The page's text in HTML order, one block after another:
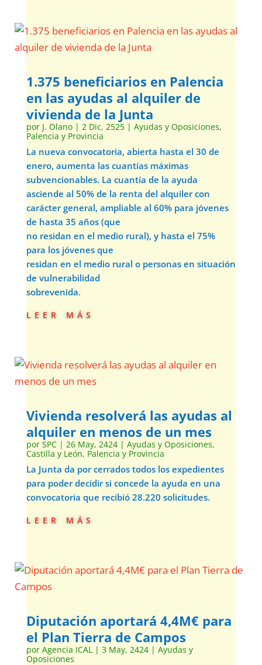
1.375 beneficiarios en Palencia
en las ayudas al alquiler de
vivienda de la Junta
por J. Olano| 2 Dic, 2525| Ayudas y Oposiciones,
Palencia y Provincia
La nueva convocatoria, abierta hasta el 30 de
enero, aumenta las cuantías máximas
subvencionables. La cuantía de la ayuda
asciende al 50% de la renta del alquiler con
carácter general, ampliable al 60% para jóvenes
de hasta 35 años (que
no residan en el medio rural), y hasta el 75%
para los jóvenes que
residan en el medio rural o personas en situación
de vulnerabilidad
sobrevenida.
leer más
Vivienda resolverá las ayudas al
alquiler en menos de un mes
por SPC| 26 May, 2424| Ayudas y Oposiciones,
Castilla y León, Palencia y Provincia
La Junta da por cerrados todos los expedientes
para poder decidir si concede la ayuda en una
convocatoria que recibió 28.220 solicitudes.
leer más
Diputación aportará 4,4M€ para
el Plan Tierra de Campos
por Agencia ICAL| 3 May, 2424| Ayudas y
Oposiciones